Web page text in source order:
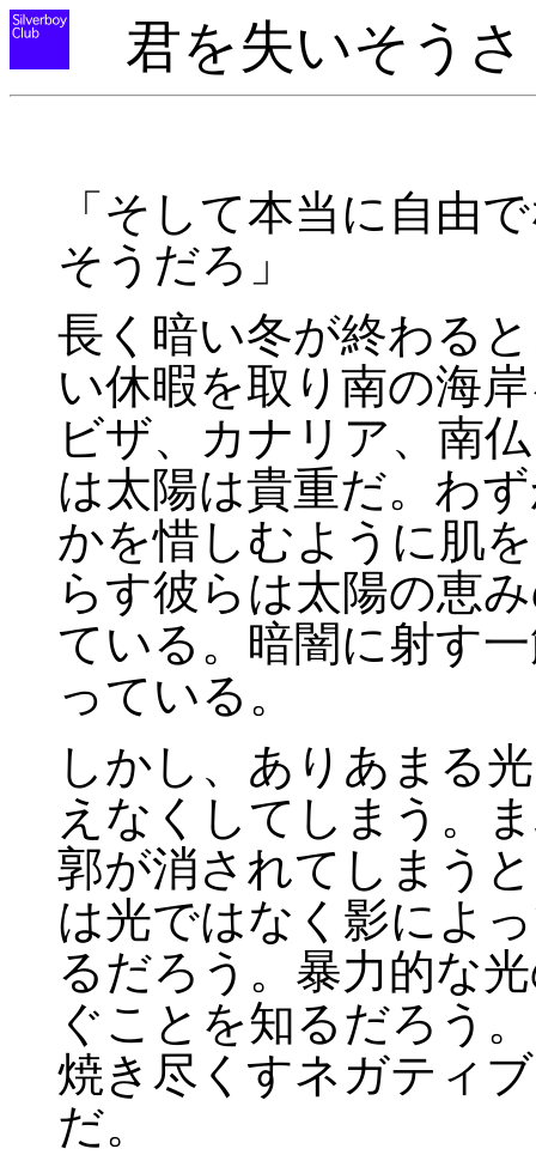
君を失いそうさ
「そして本当に自由
そうだろ」
長く暗い冬が終わる
い休暇を取り南の海
ビザ、カナリア、南
は太陽は貴重だ。わ
かを惜しむように肌
らす彼らは太陽の恵
ている。暗闇に射す
っている。
しかし、ありあまる
えなくしてしまう。
郭が消されてしまう
は光ではなく影によ
るだろう。暴力的な
ぐことを知るだろう
焼き尽くすネガティ
だ。